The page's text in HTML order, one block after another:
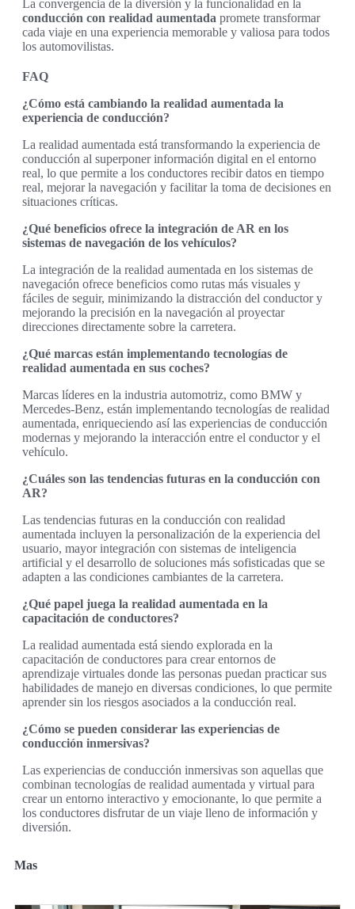
La convergencia de la diversión y la funcionalidad en la
conducción con realidad aumentada promete transformar
cada viaje en una experiencia memorable y valiosa para todos
los automovilistas.
FAQ
¿Cómo está cambiando la realidad aumentada la
experiencia de conducción?
La realidad aumentada está transformando la experiencia de
conducción al superponer información digital en el entorno
real, lo que permite a los conductores recibir datos en tiempo
real, mejorar la navegación y facilitar la toma de decisiones en
situaciones críticas.
¿Qué beneficios ofrece la integración de AR en los
sistemas de navegación de los vehículos?
La integración de la realidad aumentada en los sistemas de
navegación ofrece beneficios como rutas más visuales y
fáciles de seguir, minimizando la distracción del conductor y
mejorando la precisión en la navegación al proyectar
direcciones directamente sobre la carretera.
¿Qué marcas están implementando tecnologías de
realidad aumentada en sus coches?
Marcas líderes en la industria automotriz, como BMW y
Mercedes-Benz, están implementando tecnologías de realidad
aumentada, enriqueciendo así las experiencias de conducción
modernas y mejorando la interacción entre el conductor y el
vehículo.
¿Cuáles son las tendencias futuras en la conducción con
AR?
Las tendencias futuras en la conducción con realidad
aumentada incluyen la personalización de la experiencia del
usuario, mayor integración con sistemas de inteligencia
artificial y el desarrollo de soluciones más sofisticadas que se
adapten a las condiciones cambiantes de la carretera.
¿Qué papel juega la realidad aumentada en la
capacitación de conductores?
La realidad aumentada está siendo explorada en la
capacitación de conductores para crear entornos de
aprendizaje virtuales donde las personas puedan practicar sus
habilidades de manejo en diversas condiciones, lo que permite
aprender sin los riesgos asociados a la conducción real.
¿Cómo se pueden considerar las experiencias de
conducción inmersivas?
Las experiencias de conducción inmersivas son aquellas que
combinan tecnologías de realidad aumentada y virtual para
crear un entorno interactivo y emocionante, lo que permite a
los conductores disfrutar de un viaje lleno de información y
diversión.
Mas